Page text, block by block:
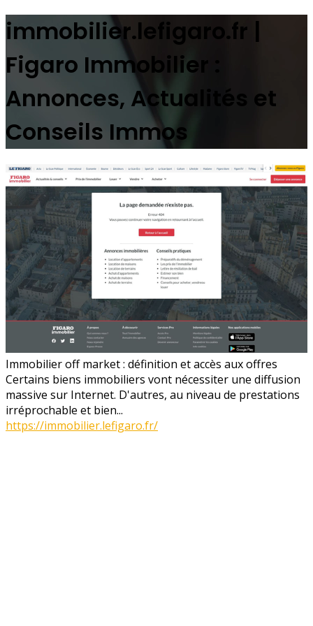
immobilier.lefigaro.fr |
Figaro Immobilier :
Annonces, Actualités et
Conseils Immos
Immobilier off market : définition et accès aux offres
Certains biens immobiliers vont nécessiter une diffusion
massive sur Internet. D'autres, au niveau de prestations
irréprochable et bien...
https://immobilier.lefigaro.fr/